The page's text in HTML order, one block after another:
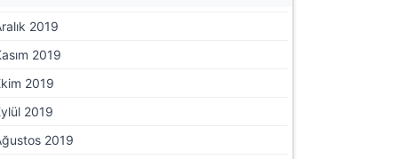
2019
2019
2019
2019
2019